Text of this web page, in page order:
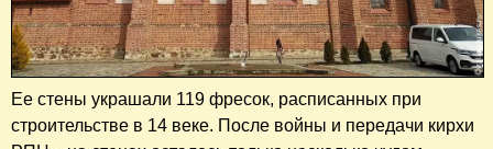
Ее стены украшали 119 фресок, расписанных при
строительстве в 14 веке. После войны и передачи кирхи